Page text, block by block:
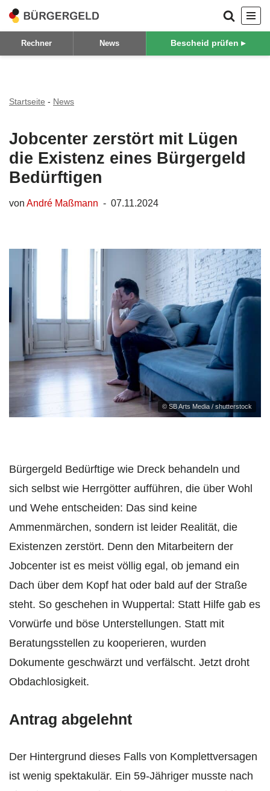
Zum
Inhalt
Rechner News Bescheid prüfen ▸
Startseite - News
Jobcenter zerstört mit Lügen
die Existenz eines Bürgergeld
Bedürftigen
von André Maßmann 07.11.2024
© SB Arts Media / shutterstock
Bürgergeld Bedürftige wie Dreck behandeln und
sich selbst wie Herrgötter aufführen, die über Wohl
und Wehe entscheiden: Das sind keine
Ammenmärchen, sondern ist leider Realität, die
Existenzen zerstört. Denn den Mitarbeitern der
Jobcenter ist es meist völlig egal, ob jemand ein
Dach über dem Kopf hat oder bald auf der Straße
steht. So geschehen in Wuppertal: Statt Hilfe gab es
Vorwürfe und böse Unterstellungen. Statt mit
Beratungsstellen zu kooperieren, wurden
Dokumente geschwärzt und verfälscht. Jetzt droht
Obdachlosigkeit.
Antrag abgelehnt
Der Hintergrund dieses Falls von Komplettversagen
ist wenig spektakulär. Ein 59-Jähriger musste nach